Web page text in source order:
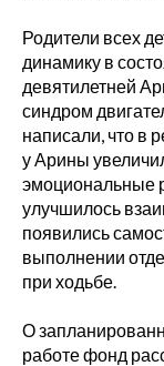
Родители всех
динамику в
девятилетней
синдром
написали, что в
у Арины
эмоциональные
улучшилось
появились
выполнении
при ходьбе.
О
работе фонд